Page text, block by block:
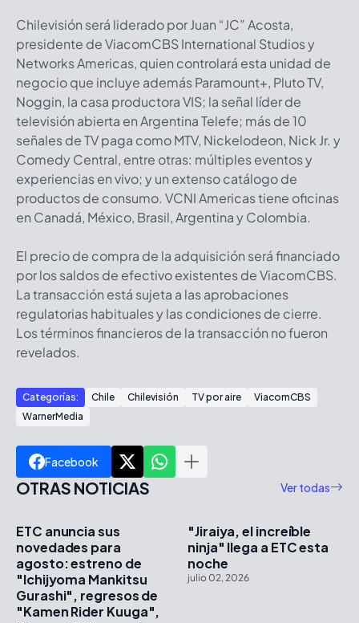
Chilevisión será liderado por Juan “JC” Acosta,
presidente de ViacomCBS International Studios y
Networks Americas, quien controlará esta unidad de
negocio que incluye además Paramount+, Pluto TV,
Noggin, la casa productora VIS; la señal líder de
televisión abierta en Argentina Telefe; más de 10
señales de TV paga como MTV, Nickelodeon, Nick Jr. y
Comedy Central, entre otras: múltiples eventos y
experiencias en vivo; y un extenso catálogo de
productos de consumo. VCNI Americas tiene oficinas
en Canadá, México, Brasil, Argentina y Colombia.
El precio de compra de la adquisición será financiado
por los saldos de efectivo existentes de ViacomCBS.
La transacción está sujeta a las aprobaciones
regulatorias habituales y las condiciones de cierre.
Los términos financieros de la transacción no fueron
revelados.
Categorías: Chile Chilevisión TV por aire
ViacomCBS
WarnerMedia
Facebook
OTRAS NOTICIAS Ver todas
ETC anuncia sus
novedades para
agosto: estreno de
"Ichijyoma Mankitsu
Gurashi", regresos de
"Kamen Rider Kuuga",
"Jiraiya, el increíble
ninja" llega a ETC esta
noche
julio 02, 2026